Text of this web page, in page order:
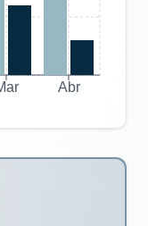
Abr